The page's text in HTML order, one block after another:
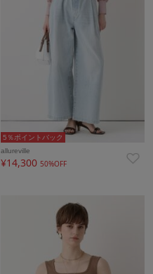
5％ポイントバック
allureville
¥14,300 50%OFF